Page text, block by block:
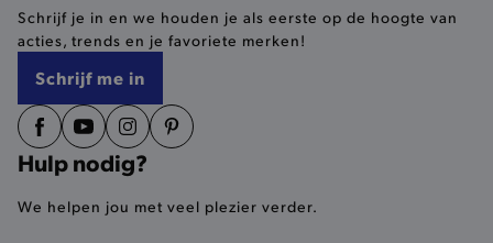
Schrijf je in en we houden je als eerste op de hoogte van
acties, trends en je favoriete merken!
Schrijf me in
Hulp nodig?
We helpen jou met veel plezier verder.
selected-val
pickupStoreVal